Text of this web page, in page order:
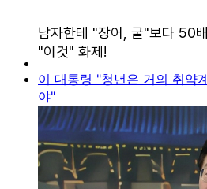
이 대통령 "청년은 거의 취약
야"